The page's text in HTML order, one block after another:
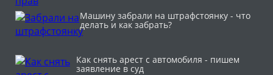
Машину забрали на штрафстоянку - что
делать и как забрать?
Как снять арест с автомобиля - пишем
заявление в суд